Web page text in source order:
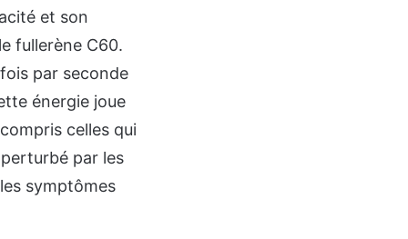
et son
fullerène C60.
par seconde
énergie joue
celles qui
par les
symptômes